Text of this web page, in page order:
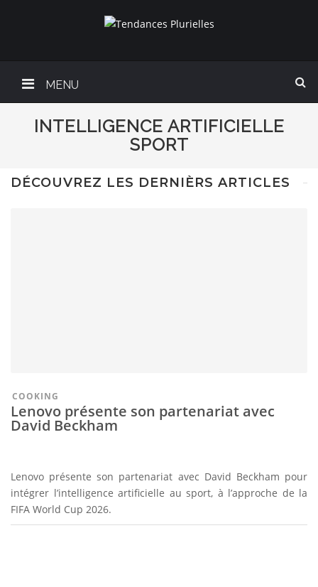
MENU
INTELLIGENCE ARTIFICIELLE
SPORT
DÉCOUVREZ LES DERNIÈRS ARTICLES
COOKING
Lenovo présente son partenariat avec
David Beckham
Lenovo présente son partenariat avec David Beckham pour
intégrer l’intelligence artificielle au sport, à l’approche de la
FIFA World Cup 2026.